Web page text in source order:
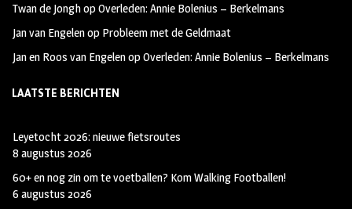
Twan de JonghopOverleden: Annie Bolenius – Berkelmans
Jan van Engelenop Probleem met de Geldmaat
Jan en Roos van EngelenopOverleden: Annie Bolenius – Berkelmans
LAATSTE BERICHTEN
Leyetocht 2026: nieuwe fietsroutes
8 augustus 2026
60+ en nog zin om te voetballen? Kom Walking Footballen!
6 augustus 2026